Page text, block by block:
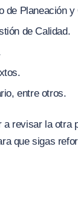
de Planeación
de Calidad.
entre otros.
a revisar la otra
que sigas